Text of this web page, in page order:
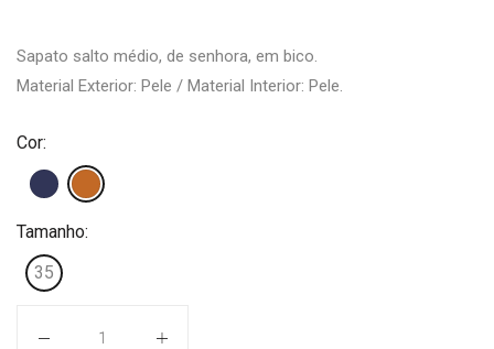
Sapato salto médio, de senhora, em bico.
Material Exterior: Pele / Material Interior: Pele.
Cor:
Tamanho:
35